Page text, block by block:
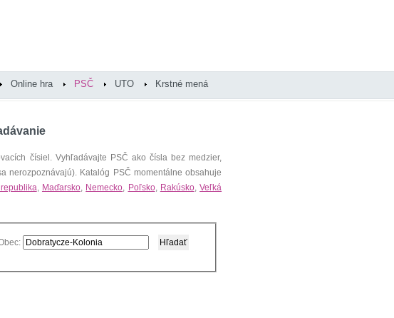
Online hra PSČ UTO Krstné mená
čísiel. Vyhľadávajte PSČ ako čísla bez medzier,
nerozpoznávajú). Katalóg PSČ momentálne obsahuje
, Maďarsko, Nemecko, Poľsko, Rakúsko,Veľká